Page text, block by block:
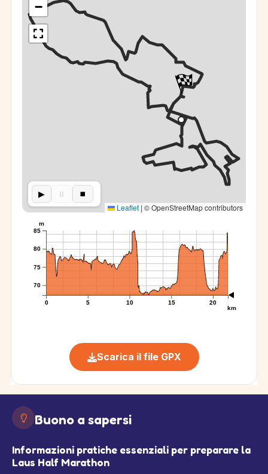
−
▶︎ ⏸︎ ⏹︎
Leaflet | © OpenStreetMap contributors
0 5 10 15 20
km
70
75
80
85
m
Scarica il file GPX
Buono a sapersi
Informazioni pratiche essenziali per preparare la
Laus Half Marathon